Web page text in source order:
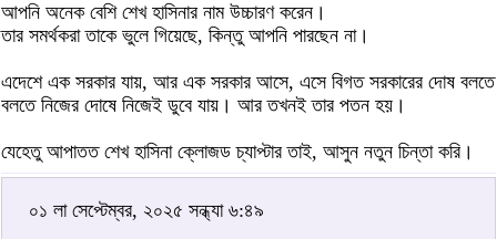
আপনি অনেক বেশি শেখ হাসিনার নাম উচ্চারণ করেন।
তার সমর্থকরা তাকে ভুলে গিয়েছে, কিন্তু আপনি পারছেন না।
এদেশে এক সরকার যায়, আর এক সরকার আসে, এসে বিগত সরকারের দোষ বলতে
বলতে নিজের দোষে নিজেই ডুবে যায়। আর তখনই তার পতন হয়।
যেহেতু আপাতত শেখ হাসিনা ক্লোজড চ্যাপ্টার তাই, আসুন নতুন চিন্তা করি।
০১ লা সেপ্টেম্বর, ২০২৫ সন্ধ্যা ৬:৪৯